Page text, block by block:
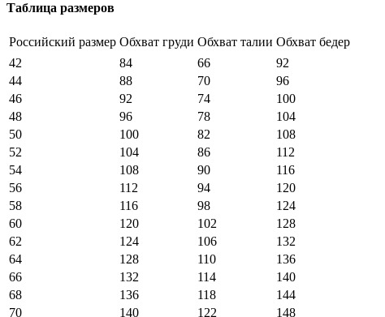
Таблица размеров
Российский размер Обхват груди Обхват талии Обхват бедер
42
84 66
92
44
88 70
96
46
92 74
100
48
96 78
104
50
100 82
108
52
104 86
112
54
108 90
116
56
112 94
120
58
116 98
124
60
120 102
128
62
124 106
132
64
128 110
136
66
132 114
140
68
136 118
144
70
140 122 148